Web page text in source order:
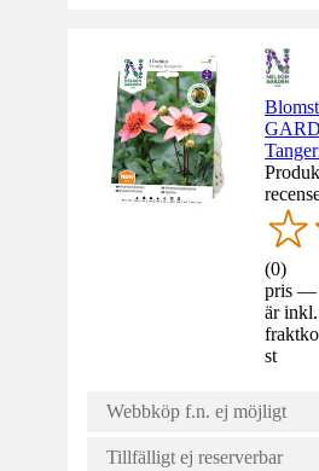
(0)
pris —
är
st
Webbköp f.n. ej möjligt
Tillfälligt ej reserverbar